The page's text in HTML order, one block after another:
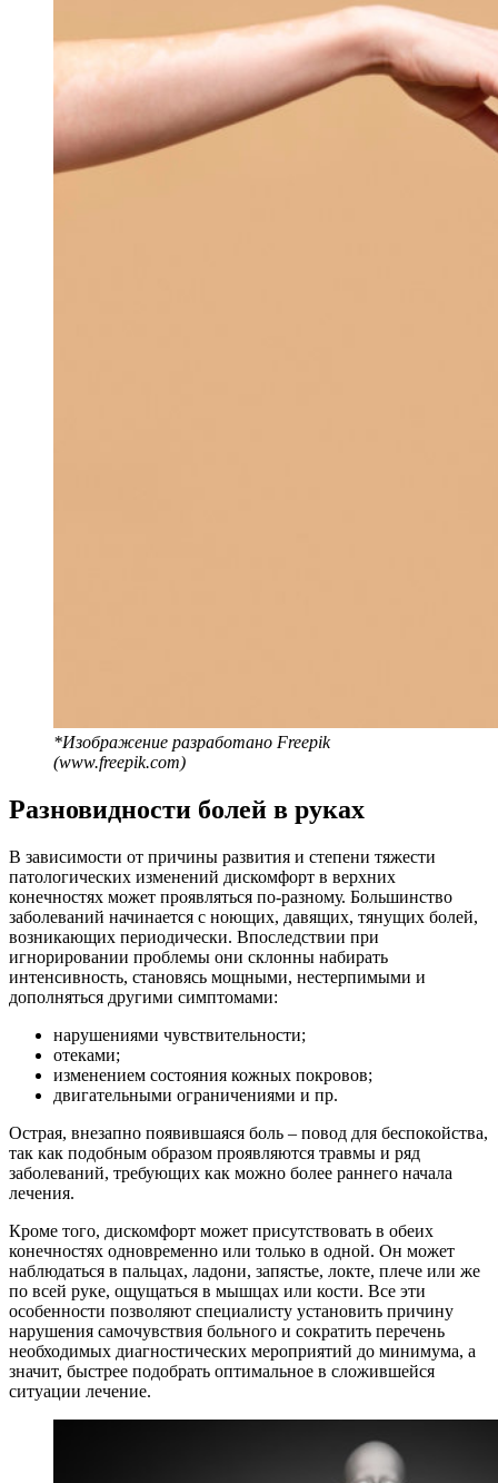
*Изображение разработано Freepik
(www.freepik.com)
Разновидности болей в руках
В зависимости от причины развития и степени тяжести
патологических изменений дискомфорт в верхних
конечностях может проявляться по-разному. Большинство
заболеваний начинается с ноющих, давящих, тянущих болей,
возникающих периодически. Впоследствии при
игнорировании проблемы они склонны набирать
интенсивность, становясь мощными, нестерпимыми и
дополняться другими симптомами:
нарушениями чувствительности;
отеками;
изменением состояния кожных покровов;
двигательными ограничениями и пр.
Острая, внезапно появившаяся боль – повод для беспокойства,
так как подобным образом проявляются травмы и ряд
заболеваний, требующих как можно более раннего начала
лечения.
Кроме того, дискомфорт может присутствовать в обеих
конечностях одновременно или только в одной. Он может
наблюдаться в пальцах, ладони, запястье, локте, плече или же
по всей руке, ощущаться в мышцах или кости. Все эти
особенности позволяют специалисту установить причину
нарушения самочувствия больного и сократить перечень
необходимых диагностических мероприятий до минимума, а
значит, быстрее подобрать оптимальное в сложившейся
ситуации лечение.